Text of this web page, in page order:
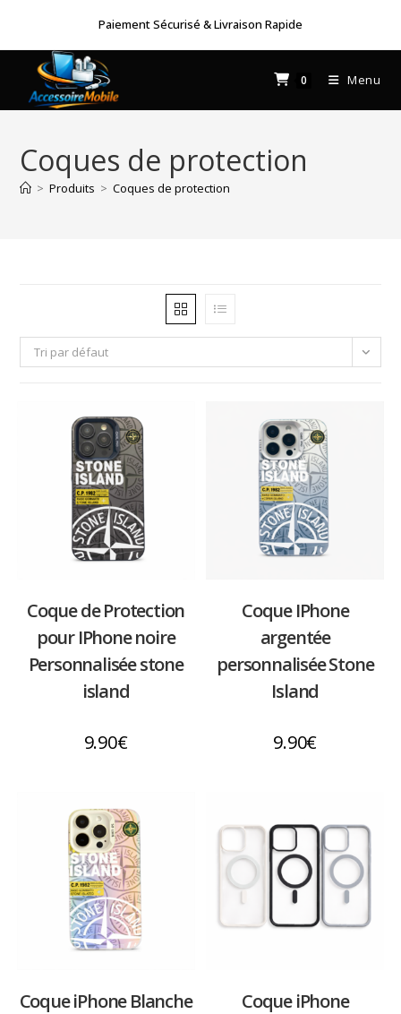
content
Paiement Sécurisé & Livraison Rapide
0 Menu
Coques de protection
> Produits > Coques de protection
Tri par défaut
Coque de Protection
pour IPhone noire
Personnalisée stone
island
9.90€
Coque IPhone
argentée
personnalisée Stone
Island
9.90€
Coque iPhone Blanche
Coque iPhone